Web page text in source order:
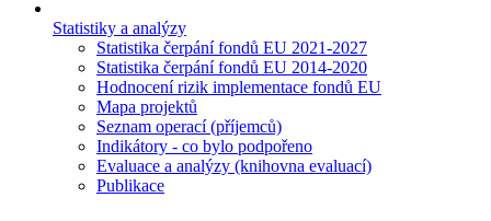
Statistiky a analýzy
Statistika čerpání fondů EU 2021-2027
Statistika čerpání fondů EU 2014-2020
Hodnocení rizik implementace fondů EU
Mapa projektů
Seznam operací (příjemců)
Indikátory - co bylo podpořeno
Evaluace a analýzy (knihovna evaluací)
Publikace